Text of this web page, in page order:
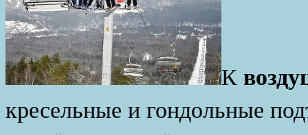
К
кресельные и гондольные